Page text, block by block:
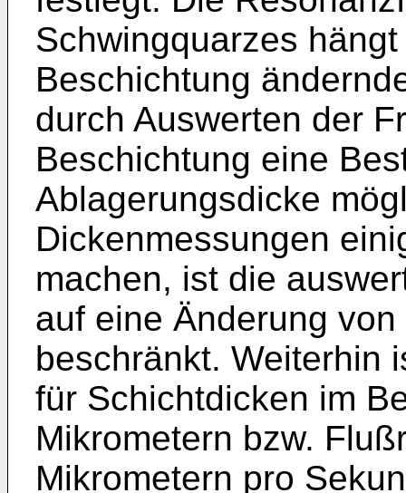
Schwingquarzes
Beschichtung
durch Auswerten der
Beschichtung eine
Ablagerungsdicke
Dickenmessungen
machen, ist die
auf eine Änderung
beschränkt. Weiterhin
für Schichtdicken im
Mikrometern bzw.
Mikrometern pro